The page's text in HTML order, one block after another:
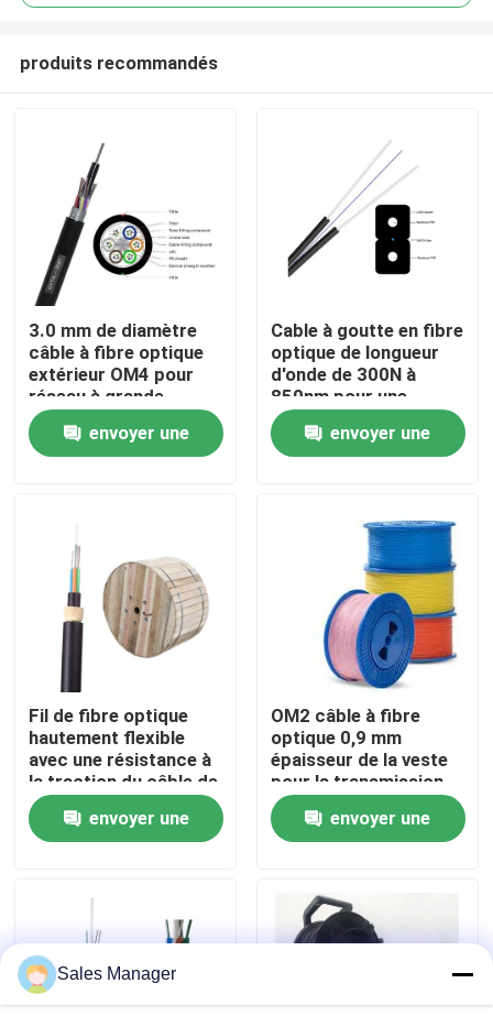
Aperçu
Produits
VR Show
A propos de nous
Visite d'usine
Contrôle de la qualité
Câble équipé de fibre
produits recommandés
3.0 mm de diamètre
câble à fibre optique
extérieur OM4 pour
réseau à grande
vitesse
envoyer une
Cable à goutte en fibre
optique de longueur
d'onde de 300N à
850nm pour une
connectivité à grande
vitesseenvoyer une
Fil de fibre optique
hautement flexible
avec une résistance à
la traction du câble de
200 N
envoyer une
OM2 câble à fibre
optique 0,9 mm
épaisseur de la veste
pour la transmission
de données à grande
vitesseenvoyer une
Sales Manager